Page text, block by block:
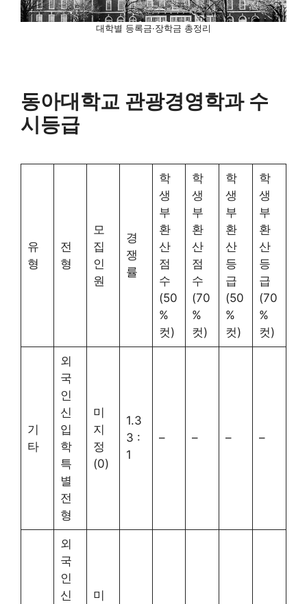
대학별 등록금·장학금 총정리
동아대학교 관광경영학과 수
시등급
유
형
전
형
모
집
인
원
경
쟁
률
학
생
부
환
산
점
수
(50
%
컷)
학
생
부
환
산
점
수
(70
%
컷)
학
생
부
환
산
등
급
(50
%
컷)
학
생
부
환
산
등
급
(70
%
컷)
기
타
외
국
인
신
입
학
특
별
전
형
미
지
정
(0)
1.3
3 :
1
– – – –
외
국
인
신
미